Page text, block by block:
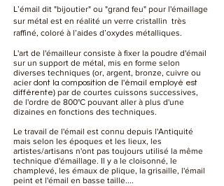
L’émail dit "bijoutier" ou "grand feu" pour l'émaillage
sur métal est en réalité un verre cristallin très
raffiné, coloré à l’aides d’oxydes métalliques.
L'art de l'émailleur consiste à fixer la poudre d'émail
sur un support de métal, mis en forme selon
diverses techniques (or, argent, bronze, cuivre ou
acier dont la composition de l'émail employé est
différente) par de courtes cuissons successives,
de l'ordre de 800°C pouvant aller à plus d'une
dizaines en fonctions des techniques.
Le travail de l'émail est connu depuis l'Antiquité
mais selon les époques et les lieux, les
artistes/artisans n'ont pas toujours utilisé la même
technique d'émaillage. Il y a le cloisonné, le
champlevé, les émaux de plique, la grisaille, l'émail
peint et l'émail en basse taille....